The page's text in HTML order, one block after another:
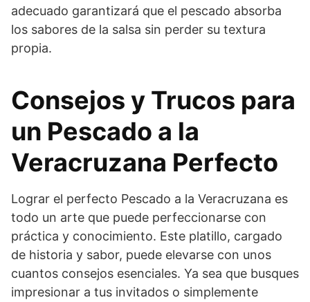
adecuado garantizará que el pescado absorba
los sabores de la salsa sin perder su textura
propia.
Consejos y Trucos para
un Pescado a la
Veracruzana Perfecto
Lograr el perfecto Pescado a la Veracruzana es
todo un arte que puede perfeccionarse con
práctica y conocimiento. Este platillo, cargado
de historia y sabor, puede elevarse con unos
cuantos consejos esenciales. Ya sea que busques
impresionar a tus invitados o simplemente